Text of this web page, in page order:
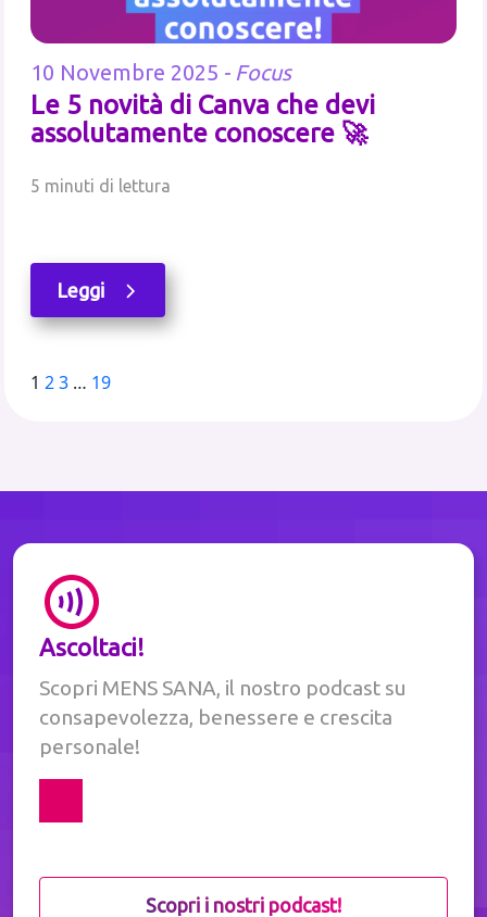
10 Novembre 2025 - Focus
Le 5 novità di Canva che devi
assolutamente conoscere 🚀
5 minuti di lettura
Leggi
Paginazione
1 23 … 19
Ascoltaci!
Scopri MENS SANA, il nostro podcast su
consapevolezza, benessere e crescita
personale!
Scopri i nostri podcast!